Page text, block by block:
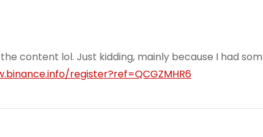
content lol. Just kidding, mainly because I had
register?ref=QCGZMHR6